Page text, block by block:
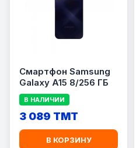
Смартфон Samsung
Galaxy A15 8/256 ГБ
В НАЛИЧИИ
3 089 TMT
В КОРЗИНУ